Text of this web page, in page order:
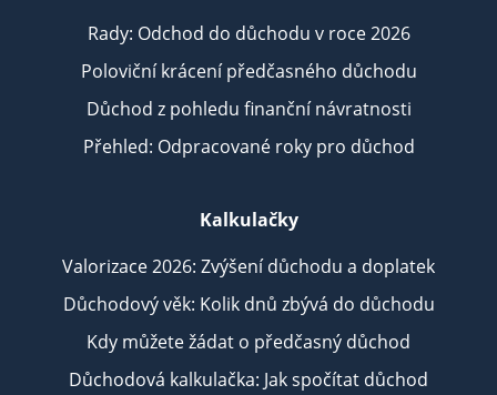
Rady: Odchod do důchodu v roce 2026
Poloviční krácení předčasného důchodu
Důchod z pohledu finanční návratnosti
Přehled: Odpracované roky pro důchod
Kalkulačky
Valorizace 2026: Zvýšení důchodu a doplatek
Důchodový věk: Kolik dnů zbývá do důchodu
Kdy můžete žádat o předčasný důchod
Důchodová kalkulačka: Jak spočítat důchod